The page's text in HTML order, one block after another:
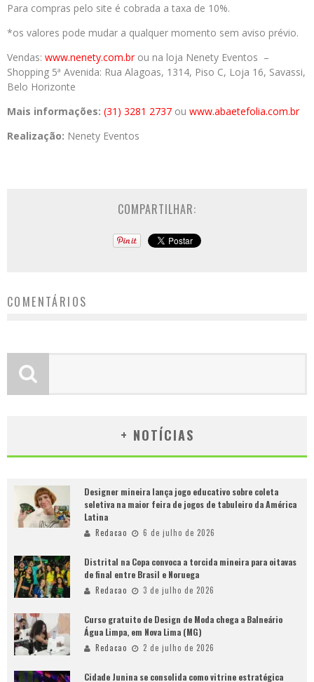
Para compras pelo site é cobrada a taxa de 10%.
*os valores pode mudar a qualquer momento sem aviso prévio.
Vendas: www.nenety.com.brou na loja Nenety Eventos –
Shopping 5ª Avenida: Rua Alagoas, 1314, Piso C, Loja 16, Savassi,
Belo Horizonte
Mais informações: (31) 3281 2737 ou www.abaetefolia.com.br
Realização: Nenety Eventos
COMPARTILHAR:
COMENTÁRIOS
+ NOTÍCIAS
Designer mineira lança jogo educativo sobre coleta
seletiva na maior feira de jogos de tabuleiro da América
Latina
Redacao 6 de julho de 2026
Distrital na Copa convoca a torcida mineira para oitavas
de final entre Brasil e Noruega
Redacao 3 de julho de 2026
Curso gratuito de Design de Moda chega a Balneário
Água Limpa, em Nova Lima (MG)
Redacao 2 de julho de 2026
Cidade Junina se consolida como vitrine estratégica